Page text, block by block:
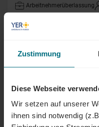
Zustimmung
Diese Webseite
Wir setzen auf unserer
ihnen sind notwendig
Arbeitnehmerüberlassung
Sachbearbeiter
Scrum Master (m/w/